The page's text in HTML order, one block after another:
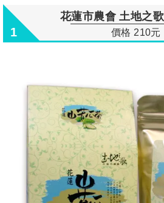
1
花蓮市農會 土地之
價格 210元